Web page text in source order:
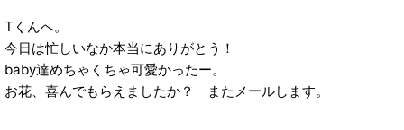
Tくんへ。
今日は忙しいなか本当にありがとう！
baby達めちゃくちゃ可愛かったー。
お花、喜んでもらえましたか？ またメールします。